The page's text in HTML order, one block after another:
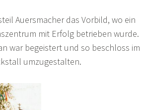
Auersmacher das Vorbild, wo ein
mit Erfolg betrieben wurde.
war begeistert und so beschloss im
umzugestalten.